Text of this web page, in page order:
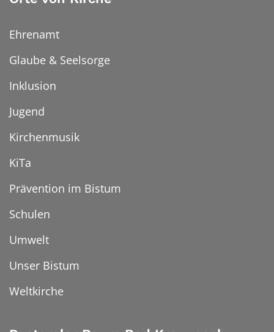
Ehrenamt
Glaube & Seelsorge
Inklusion
Jugend
Kirchenmusik
KiTa
Prävention im Bistum
Schulen
Umwelt
Unser Bistum
Weltkirche